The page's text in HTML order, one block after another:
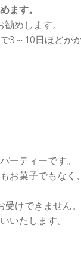
ます。
めします。
3～10日ほどか
ーティーです。
お菓子でもなく
けできません。
いたします。